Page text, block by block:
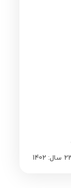
سال: 1402